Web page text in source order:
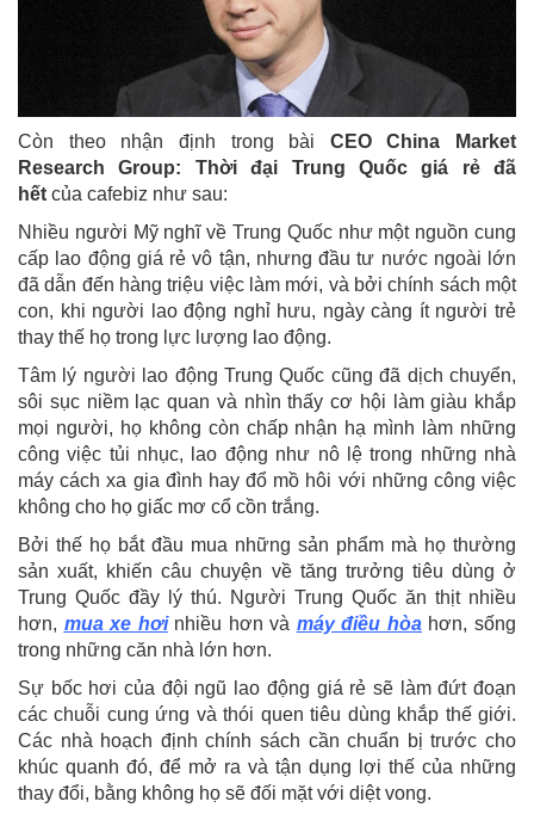
Còn theo nhận định trong bài CEO China Market
Research Group: Thời đại Trung Quốc giá rẻ đã
hết của cafebiz như sau:
Nhiều người Mỹ nghĩ về Trung Quốc như một nguồn cung
cấp lao động giá rẻ vô tận, nhưng đầu tư nước ngoài lớn
đã dẫn đến hàng triệu việc làm mới, và bởi chính sách một
con, khi người lao động nghỉ hưu, ngày càng ít người trẻ
thay thế họ trong lực lượng lao động.
Tâm lý người lao động Trung Quốc cũng đã dịch chuyển,
sôi sục niềm lạc quan và nhìn thấy cơ hội làm giàu khắp
mọi người, họ không còn chấp nhận hạ mình làm những
công việc tủi nhục, lao động như nô lệ trong những nhà
máy cách xa gia đình hay đổ mồ hôi với những công việc
không cho họ giấc mơ cổ cồn trắng.
Bởi thế họ bắt đầu mua những sản phẩm mà họ thường
sản xuất, khiến câu chuyện về tăng trưởng tiêu dùng ở
Trung Quốc đầy lý thú. Người Trung Quốc ăn thịt nhiều
hơn, mua xe hơinhiều hơn và máy điều hòahơn, sống
trong những căn nhà lớn hơn.
Sự bốc hơi của đội ngũ lao động giá rẻ sẽ làm đứt đoạn
các chuỗi cung ứng và thói quen tiêu dùng khắp thế giới.
Các nhà hoạch định chính sách cần chuẩn bị trước cho
khúc quanh đó, để mở ra và tận dụng lợi thế của những
thay đổi, bằng không họ sẽ đối mặt với diệt vong.